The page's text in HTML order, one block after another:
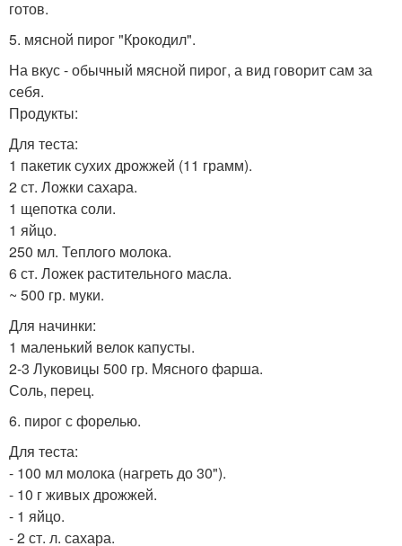
готов.
5. мясной пирог "Крокодил".
На вкус - обычный мясной пирог, а вид говорит сам за
себя.
Продукты:
Для теста:
1 пакетик сухих дрожжей (11 грамм).
2 ст. Ложки сахара.
1 щепотка соли.
1 яйцо.
250 мл. Теплого молока.
6 ст. Ложек растительного масла.
~ 500 гр. муки.
Для начинки:
1 маленький велок капусты.
2-3 Луковицы 500 гр. Мясного фарша.
Соль, перец.
6. пирог с форелью.
Для теста:
- 100 мл молока (нагреть до 30").
- 10 г живых дрожжей.
- 1 яйцо.
- 2 ст. л. сахара.